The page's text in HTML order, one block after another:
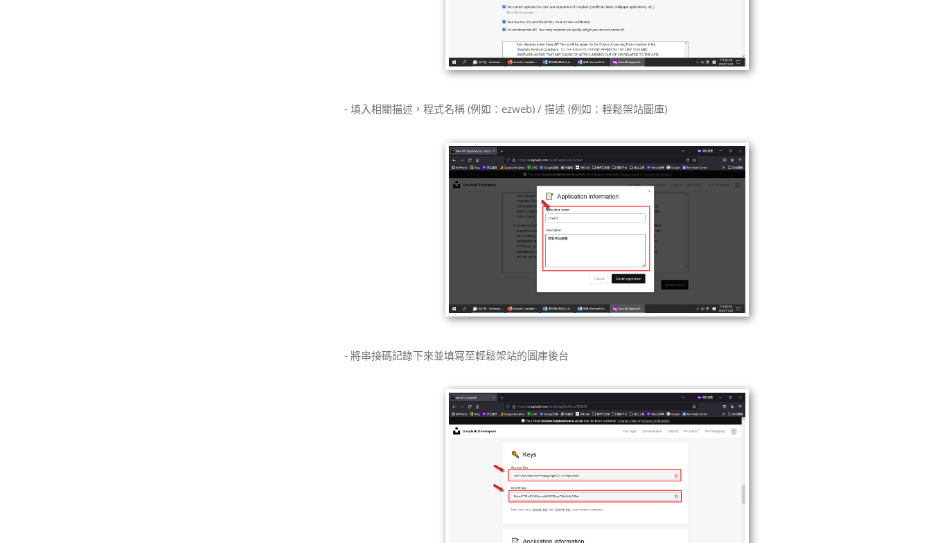
- 填入相關描述，程式名稱 (例如：ezweb) / 描述 (例如：輕鬆架站圖庫)
- 將串接碼記錄下來並填寫至輕鬆架站的圖庫後台